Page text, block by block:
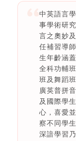
中英語言
事學術研
言之奧妙
任補習導
生年齡涵
全科功輔
班及舞蹈
廣英普拼
及國際學
心，喜愛
察不同學
深諳學習